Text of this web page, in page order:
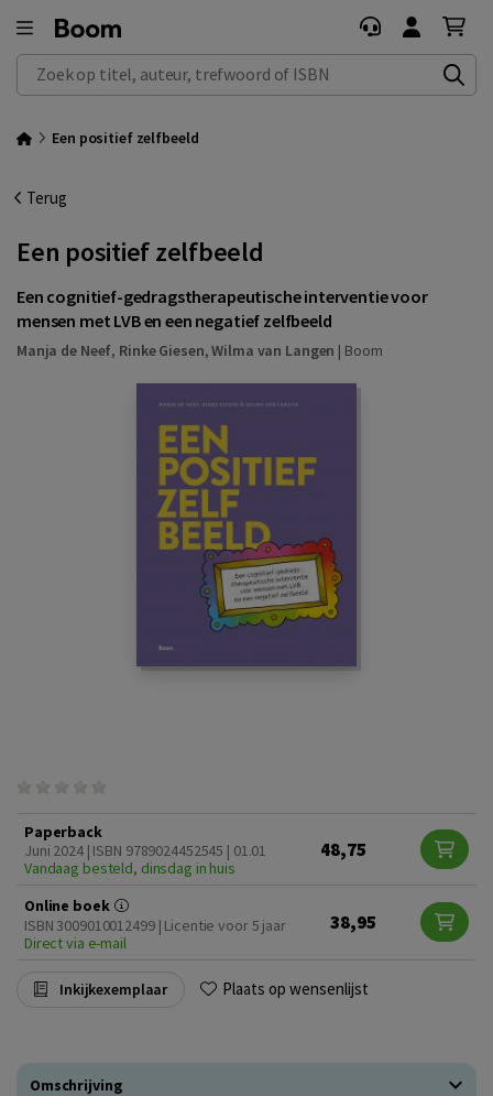
Zoek op titel, auteur, trefwoord of ISBN
Een positief zelfbeeld
Terug
Een positief zelfbeeld
Een cognitief-gedragstherapeutische interventie voor
mensen met LVB en een negatief zelfbeeld
Manja de Neef, Rinke Giesen,Wilma van Langen | Boom
Paperback
Juni 2024 | ISBN 9789024452545 | 01.01
Vandaag besteld, dinsdag in huis
48,75
Online boek
ISBN 3009010012499 | Licentie voor 5 jaar
Direct via e-mail
38,95
Inkijkexemplaar Plaats op wensenlijst
Omschrijving